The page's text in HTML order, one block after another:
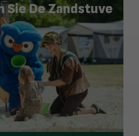
Sie De Zandstuve